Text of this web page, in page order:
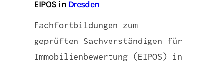
EIPOS in Dresden
Fachfortbildungen zum
geprüften Sachverständigen für
Immobilienbewertung (EIPOS) in